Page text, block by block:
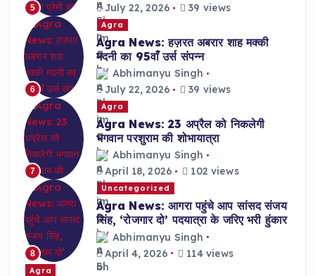
5
July 22, 2026
39 views
6
Agra
Agra News: हज़रत अबरार शाह मक्की
मदनी का 95वाँ उर्स संपन्न
Abhimanyu Singh
July 22, 2026
39 views
7
Agra
Agra News: 23 अप्रैल को निकलेगी
भगवान परशुराम की शोभायात्रा
Abhimanyu Singh
April 18, 2026
102 views
8
Uncategorized
Agra News: आगरा पहुंचे आप सांसद संजय
सिंह, ‘रोजगार दो’ पदयात्रा के जरिए भरी हुंकार
Abhimanyu Singh
April 4, 2026
114 views
Agra